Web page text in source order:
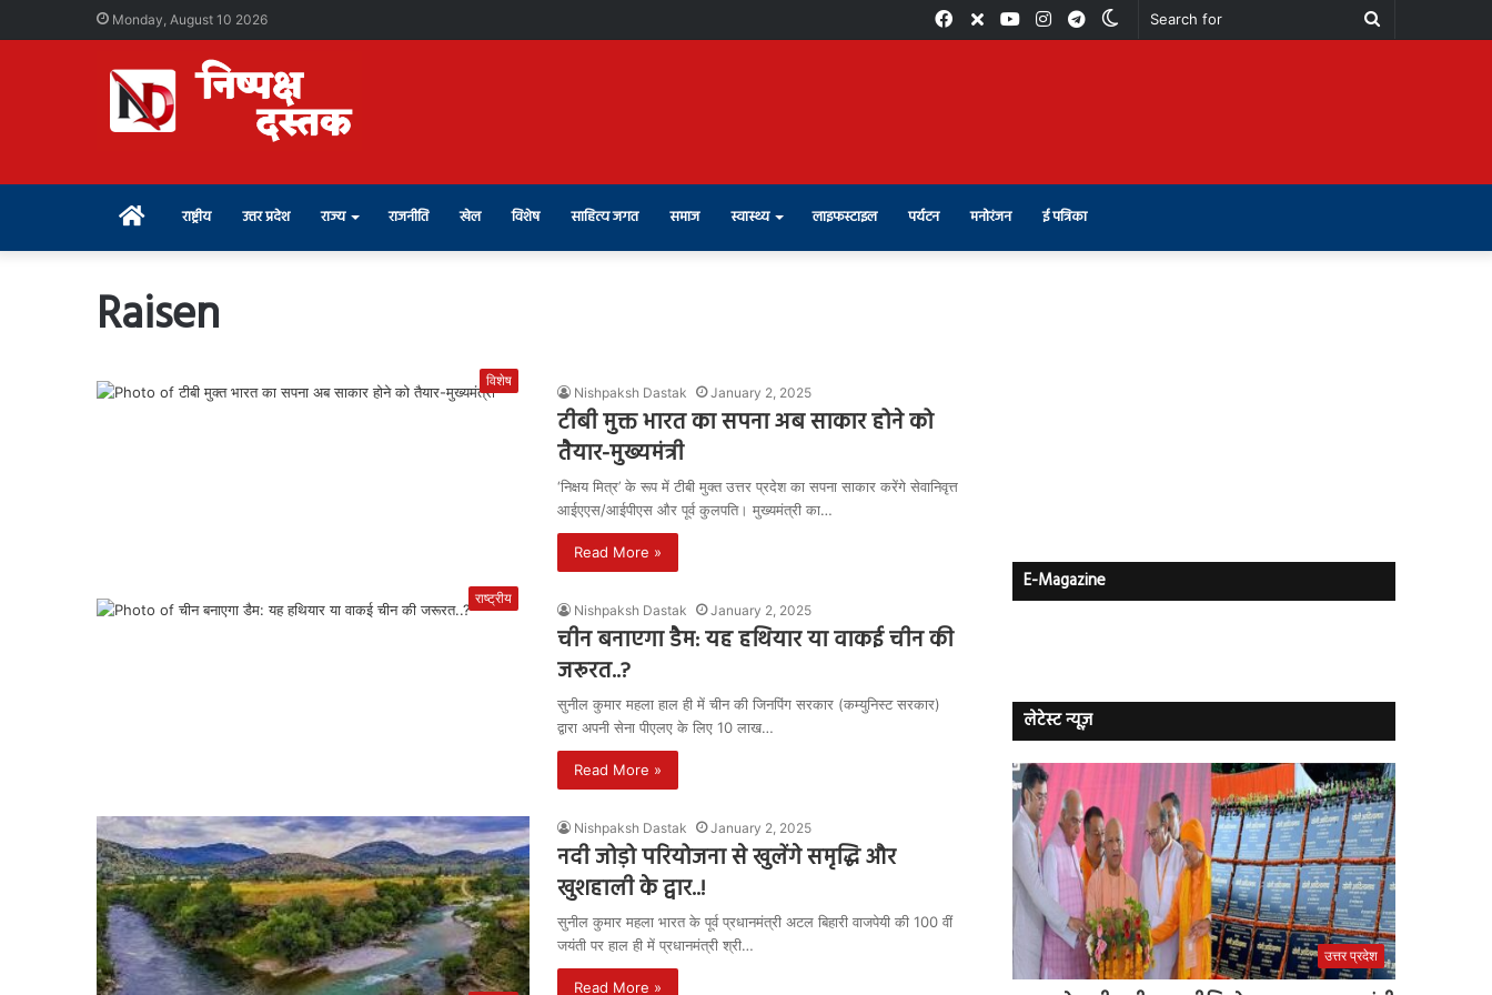
Monday, August 10 2026
Search
Switch
Telegram
Instagram
Youtube
X
Facebook
Home राष्ट्रीय उत्तर प्रदेश राज्य राजनीति खेल विशेष साहित्य जगत समाज स्वास्थ्य लाइफस्टाइल पर्यटन मनोरंजन ई पत्रिका
Raisen
विशेष
Nishpaksh Dastak January 2, 2025
टीबी मुक्त भारत का सपना अब साकार होने को
तैयार-मुख्यमंत्री
‘निक्षय मित्र’ के रूप में टीबी मुक्त उत्तर प्रदेश का सपना साकार करेंगे सेवानिवृत्त
आईएएस/आईपीएस और पूर्व कुलपति। मुख्यमंत्री का…
Read More »
राष्ट्रीय
Nishpaksh Dastak January 2, 2025
चीन बनाएगा डैम: यह हथियार या वाकई चीन की
जरूरत..?
सुनील कुमार महला हाल ही में चीन की जिनपिंग सरकार (कम्युनिस्ट सरकार)
द्वारा अपनी सेना पीएलए के लिए 10 लाख…
Read More »
Nishpaksh Dastak January 2, 2025
नदी जोड़ो परियोजना से खुलेंगे समृद्धि और
खुशहाली के द्वार..!
सुनील कुमार महला भारत के पूर्व प्रधानमंत्री अटल बिहारी वाजपेयी की 100 वीं
जयंती पर हाल ही में प्रधानमंत्री श्री…
Read More »
E-Magazine
लेटेस्ट न्यूज़
उत्तर प्रदेश